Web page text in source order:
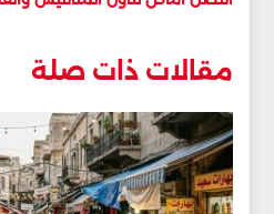
مقالات ذات صلة